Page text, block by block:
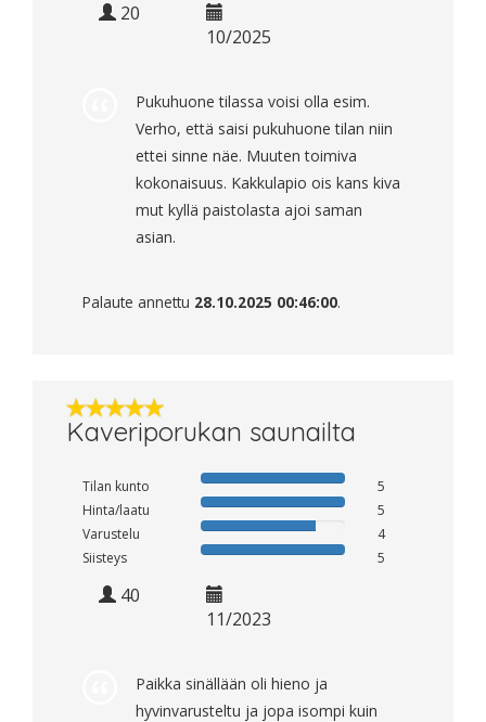
20
10/2025
Pukuhuone tilassa voisi olla esim.
Verho, että saisi pukuhuone tilan niin
ettei sinne näe. Muuten toimiva
kokonaisuus. Kakkulapio ois kans kiva
mut kyllä paistolasta ajoi saman
asian.
Palaute annettu 28.10.2025 00:46:00.
Kaveriporukan saunailta
Tilan kunto
5
Hinta/laatu
5
Varustelu
4
Siisteys
5
40
11/2023
Paikka sinällään oli hieno ja
hyvinvarusteltu ja jopa isompi kuin